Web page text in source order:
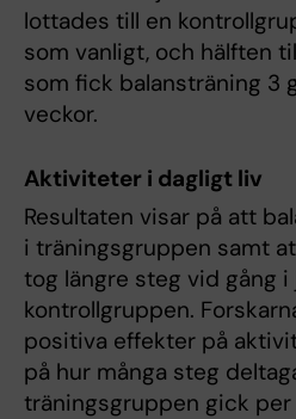
lottades till en
som vanligt, och hälften
som fick balansträning 3
veckor.
Aktiviteter i dagligt liv
Resultaten visar på att
i träningsgruppen samt
tog längre steg vid gång
kontrollgruppen.
positiva effekter på
på hur många steg
träningsgruppen gick per